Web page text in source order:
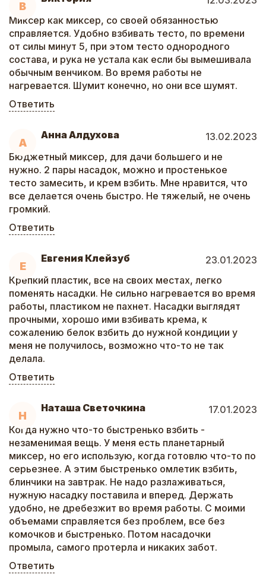
В
Миксер как миксер, со своей обязанностью
справляется. Удобно взбивать тесто, по времени
от силы минут 5, при этом тесто однородного
состава, и рука не устала как если бы вымешивала
обычным венчиком. Во время работы не
нагревается. Шумит конечно, но они все шумят.
Ответить
А
Анна Алдухова
13.02.2023
Бюджетный миксер, для дачи большего и не
нужно. 2 пары насадок, можно и простенькое
тесто замесить, и крем взбить. Мне нравится, что
все делается очень быстро. Не тяжелый, не очень
громкий.
Ответить
Е
Евгения Клейзуб
23.01.2023
Крепкий пластик, все на своих местах, легко
поменять насадки. Не сильно нагревается во время
работы, пластиком не пахнет. Насадки выглядят
прочными, хорошо ими взбивать крема, к
сожалению белок взбить до нужной кондиции у
меня не получилось, возможно что-то не так
делала.
Ответить
Н
Наташа Светочкина
17.01.2023
Когда нужно что-то быстренько взбить -
незаменимая вещь. У меня есть планетарный
миксер, но его использую, когда готовлю что-то по
серьезнее. А этим быстренько омлетик взбить,
блинчики на завтрак. Не надо разлаживаться,
нужную насадку поставила и вперед. Держать
удобно, не дребезжит во время работы. С моими
объемами справляется без проблем, все без
комочков и быстренько. Потом насадочки
промыла, самого протерла и никаких забот.
Ответить